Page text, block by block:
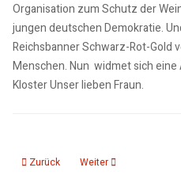
Organisation zum Schutz der
jungen deutschen Demokratie.
Reichsbanner Schwarz-Rot-Gold
Menschen. Nun widmet sich
Kloster Unser lieben Fraun.
Vorheriger Beitrag: 500. Jahrestag
Zurück Nächster Beitrag:
Weiter